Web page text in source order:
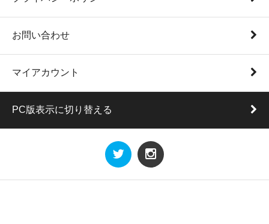
お問い合わせ
マイアカウント
PC版表示に切り替える